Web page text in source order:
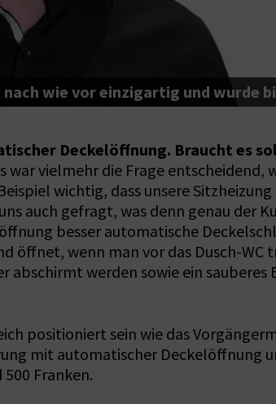
wie vor einzigartig und wurde
Deckelöffnung. Braucht es
vielmehr die Frage entscheidend,
wichtig, dass unsere
auch gefragt, was denn genau der
besser automatische
öffnet, wenn man vor das Dusch-
werden sowie ein
positioniert sein wie das
mit automatischer Deckelöffnung
Franken.